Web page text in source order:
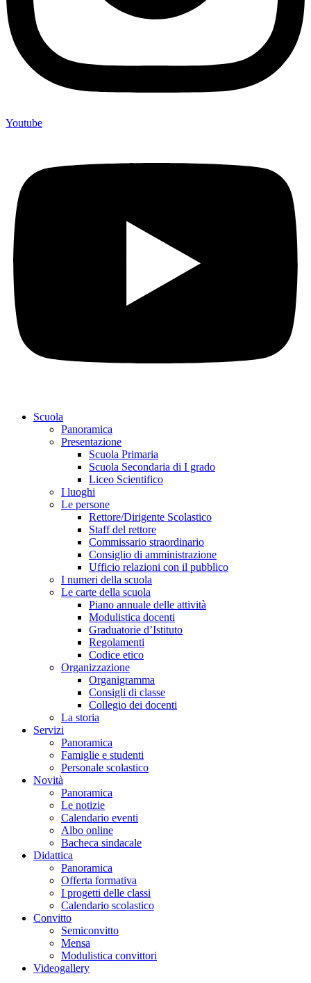
Youtube
Scuola
Panoramica
Presentazione
Scuola Primaria
Scuola Secondaria di I grado
Liceo Scientifico
I luoghi
Le persone
Rettore/Dirigente Scolastico
Staff del rettore
Commissario straordinario
Consiglio di amministrazione
Ufficio relazioni con il pubblico
I numeri della scuola
Le carte della scuola
Piano annuale delle attività
Modulistica docenti
Graduatorie d’Istituto
Regolamenti
Codice etico
Organizzazione
Organigramma
Consigli di classe
Collegio dei docenti
La storia
Servizi
Panoramica
Famiglie e studenti
Personale scolastico
Novità
Panoramica
Le notizie
Calendario eventi
Albo online
Bacheca sindacale
Didattica
Panoramica
Offerta formativa
I progetti delle classi
Calendario scolastico
Convitto
Semiconvitto
Mensa
Modulistica convittori
Videogallery